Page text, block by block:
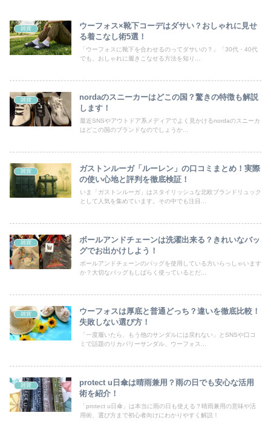
雑貨
ウーフォス×靴下コーデはダサい？おしゃれに見せ
る着こなし術5選！
「ウーフォスに靴下を合わせるのってダサいの？」「30代・40代
でも、おしゃれに履きこなせる方法を知り...
雑貨
nordaのスニーカーはどこの国？驚きの特徴も解説
します！
最近SNSやアウトドア系メディアでよく見かけるnordaのスニーカ
はどこの国のブランドなのでしょうか...
雑貨
ガストンルーガ「ルーレン」の口コミまとめ！実際
の使い心地と評判を徹底検証！
いま「ガストンルーガ」はスタイリッシュな北欧ブランドリュック
として人気を集めています。その中でも注目...
雑貨
ボールアンドチェーンは洗濯出来る？きれいなバッ
グでお出かけしよう！
ボールアンドチェーンのバッグを使用している方いらっしゃいます
か？大切なバッグもしばらく使っているとだ...
雑貨
ウーフォスは厚底と普通どっち？違いを徹底比較！
失敗しない選び方！
「一度履いたら、もう他のサンダルには戻れない」とSNSや口コ
ミで話題のリカバリーサンダル、ウーフォス...
雑貨
protect u日傘は晴雨兼用？雨の日でも安心な活用
術を紹介！
「protect u日傘」は本当に雨の日も使える？晴雨兼用の意味や活
用術、選び方まで初心者向けにわかりやすく解説！